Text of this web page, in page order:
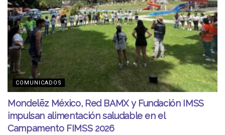
COMUNICADOS
Mondelēz México, Red BAMX y Fundación IMSS
impulsan alimentación saludable en el
Campamento FIMSS 2026